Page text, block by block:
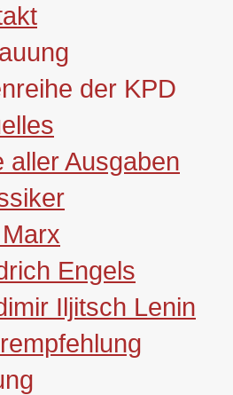
der KPD
aller Ausgaben
Engels
Iljitsch Lenin